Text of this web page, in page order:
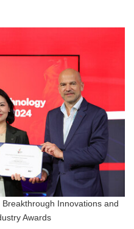
Innovations and
Awards